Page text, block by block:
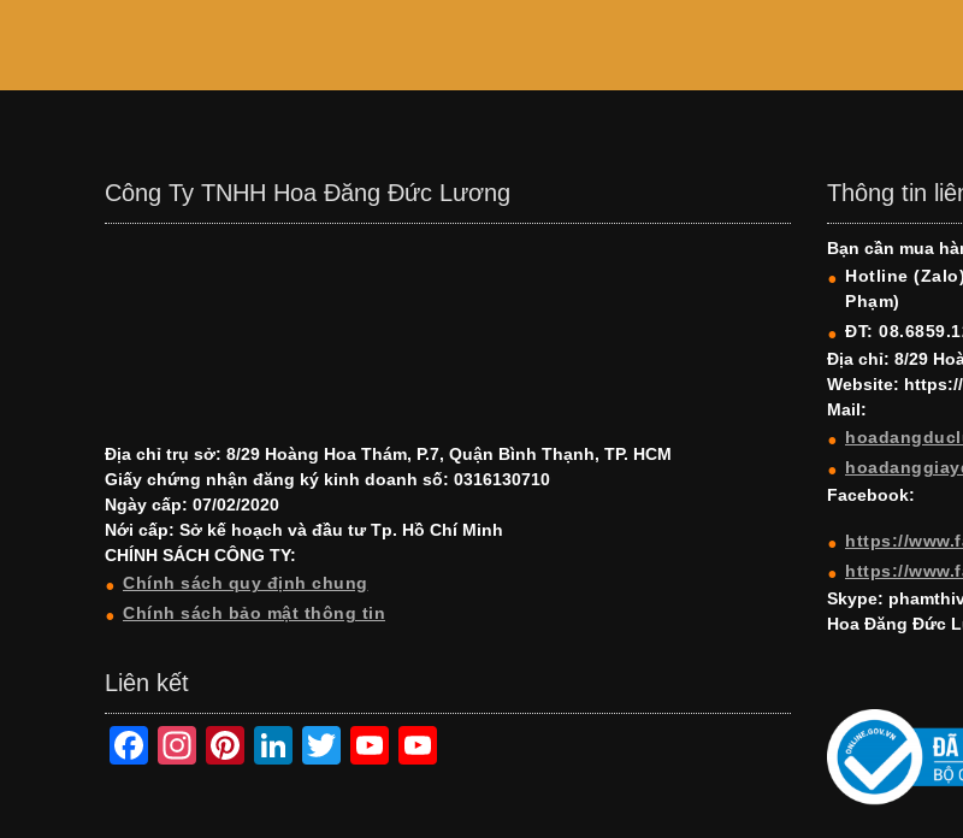
Công Ty TNHH Hoa Đăng Đức Lương
Địa chỉ trụ sở: 8/29 Hoàng Hoa Thám, P.7, Quận Bình Thạnh, TP. HCM
Giấy chứng nhận đăng ký kinh doanh số: 0316130710
Ngày cấp: 07/02/2020
Nới cấp: Sở kế hoạch và đầu tư Tp. Hồ Chí Minh
CHÍNH SÁCH CÔNG TY:
Chính sách quy định chung
Chính sách bảo mật thông tin
Liên kết
F
In
Pi
Li
T
Y
Thông tin
Bạn cần mua
Hotline
Phạm)
ĐT:
Địa chỉ: 8/29
Website:
Mail:
Facebook:
https://
https://
Skype:
Hoa Đăng Đức